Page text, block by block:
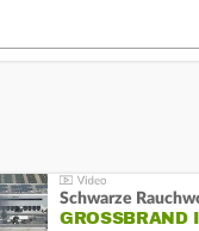
Schwarze
GROSSBRAND